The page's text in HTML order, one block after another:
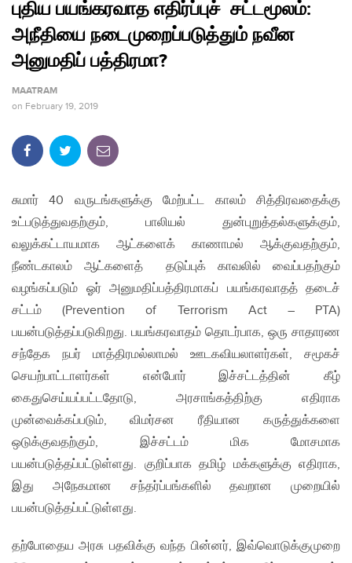
புதிய பயங்கரவாத எதிர்ப்புச் சட்டமூலம்:
அநீதியை நடைமுறைப்படுத்தும் நவீன
அனுமதிப் பத்திரமா?
MAATRAM
on February 19, 2019
சுமார் 40 வருடங்களுக்கு மேற்பட்ட காலம் சித்திரவதைக்கு
உட்படுத்துவதற்கும், பாலியல் துன்புறுத்தல்களுக்கும்,
வலுக்கட்டாயமாக ஆட்களைக் காணாமல் ஆக்குவதற்கும்,
நீண்டகாலம் ஆட்களைத் தடுப்புக் காவலில் வைப்பதற்கும்
வழங்கப்படும் ஓர் அனுமதிப்பத்திரமாகப் பயங்கரவாதத் தடைச்
சட்டம் (Prevention of Terrorism Act – PTA)
பயன்படுத்தப்படுகிறது. பயங்கரவாதம் தொடர்பாக, ஒரு சாதாரண
சந்தேக நபர் மாத்திரமல்லாமல் ஊடகவியலாளர்கள், சமூகச்
செயற்பாட்டாளர்கள் என்போர் இச்சட்டத்தின் கீழ்
கைதுசெய்யப்பட்டதோடு, அரசாங்கத்திற்கு எதிராக
முன்வைக்கப்படும், விமர்சன ரீதியான கருத்துக்களை
ஒடுக்குவதற்கும், இச்சட்டம் மிக மோசமாக
பயன்படுத்தப்பட்டுள்ளது. குறிப்பாக தமிழ் மக்களுக்கு எதிராக,
இது அநேகமான சந்தர்ப்பங்களில் தவறான முறையில்
பயன்படுத்தப்பட்டுள்ளது.
தற்போதைய அரசு பதவிக்கு வந்த பின்னர், இவ்வொடுக்குமுறை